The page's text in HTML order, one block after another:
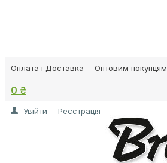
Оплата і Доставка Оптовим покупцям
0 ₴
Увійти Реєстрація